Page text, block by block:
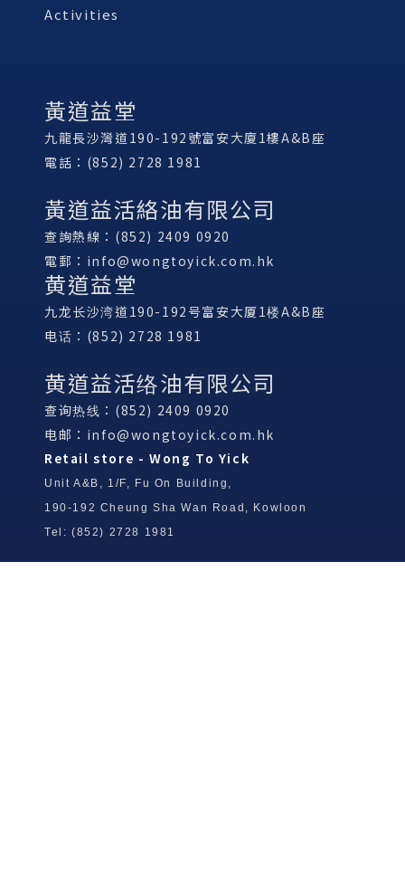
Activities
黃道益堂
九龍長沙灣道190-192號富安大廈1樓A&B座
電話：(852) 2728 1981
黃道益活絡油有限公司
查詢熱線：(852) 2409 0920
電郵： info@wongtoyick.com.hk
黄道益堂
九龙长沙湾道190-192号富安大厦1楼A&B座
电话：(852) 2728 1981
黄道益活络油有限公司
查询热线：(852) 2409 0920
电邮： info@wongtoyick.com.hk
Retail store - Wong To Yick
Unit A&B, 1/F, Fu On Building,
190-192 Cheung Sha Wan Road, Kowloon
Tel: (852) 2728 1981